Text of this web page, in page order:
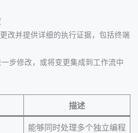
改并提供详细的执行证据，包括终端
步修改，或将变更集成到工作流中
描述
能够同时处理多个独立编程